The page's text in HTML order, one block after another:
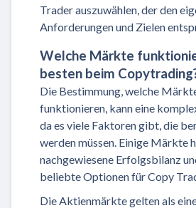
Trader auszuwählen, der den
Anforderungen und Zielen
Welche Märkte
besten beim
Die Bestimmung, welche
funktionieren, kann eine
da es viele Faktoren gibt, die
werden müssen. Einige Märkte
nachgewiesene Erfolgsbilanz
beliebte Optionen für Copy
Die Aktienmärkte gelten als